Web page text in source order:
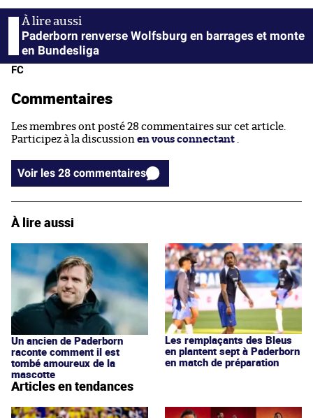
Paderborn renverse Wolfsburg en barrages et monte
en Bundesliga
FC
Commentaires
Les membres ont posté 28 commentaires sur cet article.
Participez à la discussion en vous connectant
Voir les 28 commentaires
À lire aussi
Un ancien de Paderborn
raconte comment il est
tombé amoureux de la
mascotte
Les remplaçants des Bleus
en plantent sept à Paderborn
en match de préparation
Articles en tendances